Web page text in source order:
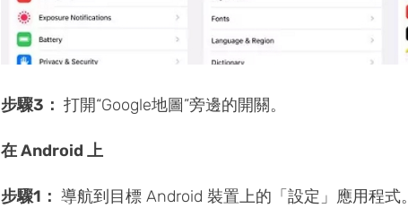
步驟3： 打開“Google地圖”旁邊的開關。
在 Android 上
步驟1： 導航到目標 Android 裝置上的「設定」應用程式。